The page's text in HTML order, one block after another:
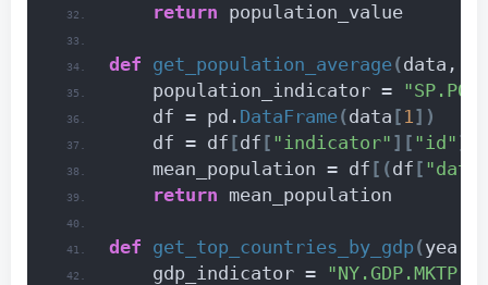
return population_value
def get_population_average(data,
    population_indicator =
    df = pd.
DataFrame(data [ 1])
    df = df
[df [ "indicator" ][ "id" ]
    mean_population = df
[(df [
return mean_population
def get_top_countries_by_gdp (year
    gdp_indicator =